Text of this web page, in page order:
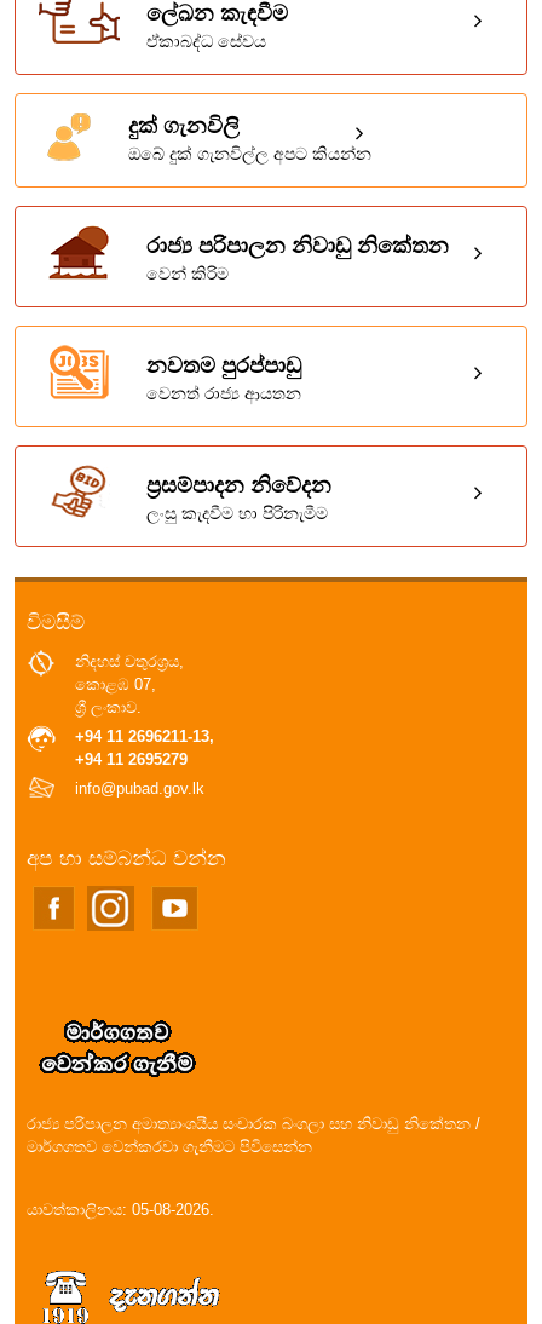
ලේඛන කැඳවීම
ඒකාබද්ධ සේවය
දුක් ගැනවිලි
ඔබේ දුක් ගැනවිල්ල අපට කියන්න
රාජ්‍ය පරිපාලන නිවාඩු නිකේතන
වෙන් කිරිම
නවතම පුරප්පාඩු
වෙනත් රාජ්‍ය ආයතන
ප්‍රසම්පාදන නිවේදන
ලංසු කැදවීම හා පිරිනැමීම
විමසීම්
නිදහස් චතුරශ්‍රය,
කොළඹ 07,
ශ්‍රී ලංකාව.
+94 11 2696211-13,
+94 11 2695279
info@pubad.gov.lk
අප හා සම්බන්ධ වන්න
රාජ්‍ය පරිපාලන අමාත්‍යාංශයීය සංචාරක බංගලා සහ නිවාඩු නිකේතන /
මාර්ගගතව වෙන්කරවා ගැනීමට පිවිසෙන්න
යාවත්කාලිනය: 05-08-2026.